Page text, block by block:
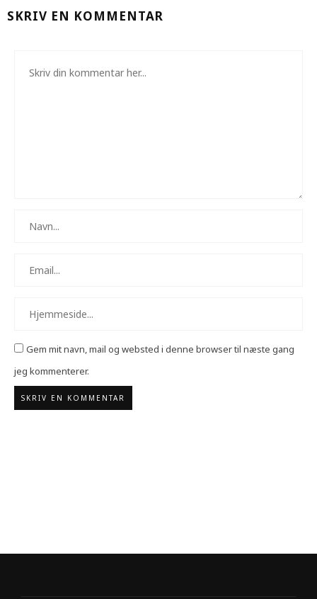
SKRIV EN KOMMENTAR
Gem mit navn, mail og websted i denne browser til næste gang
jeg kommenterer.